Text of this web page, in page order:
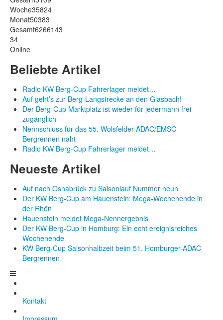
Woche35824
Monat50383
Gesamt6266143
34
Online
Beliebte Artikel
Radio KW Berg-Cup Fahrerlager meldet…
Auf geht’s zur Berg-Langstrecke an den Glasbach!
Der Berg-Cup Marktplatz ist wieder für jedermann frei
zugänglich
Nennschluss für das 55. Wolsfelder ADAC/EMSC
Bergrennen naht
Radio KW Berg-Cup Fahrerlager meldet…
Neueste Artikel
Auf nach Osnabrück zu Saisonlauf Nummer neun
Der KW Berg-Cup am Hauenstein: Mega-Wochenende in
der Rhön
Hauenstein meldet Mega-Nennergebnis
Der KW Berg-Cup in Homburg: Ein echt ereignisreiches
Wochenende
KW Berg-Cup Saisonhalbzeit beim 51. Homburger-ADAC
Bergrennen
Kontakt